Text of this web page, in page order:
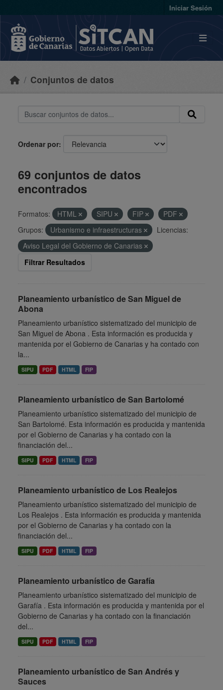
Iniciar Sesión
Conjuntos de datos
Ordenar por
69 conjuntos de datos
encontrados
Formatos: HTML SIPU FIP
PDF
Grupos:
Urbanismo e infraestructuras
Licencias:
Aviso Legal del Gobierno de Canarias
Filtrar Resultados
Planeamiento urbanístico de San Miguel de
Abona
Planeamiento urbanístico sistematizado del municipio de
San Miguel de Abona . Esta información es producida y
mantenida por el Gobierno de Canarias y ha contado con
la...
SIPU PDF HTML FIP
Planeamiento urbanístico de San Bartolomé
Planeamiento urbanístico sistematizado del municipio de
San Bartolomé. Esta información es producida y mantenida
por el Gobierno de Canarias y ha contado con la
financiación del...
SIPU PDF HTML FIP
Planeamiento urbanístico de Los Realejos
Planeamiento urbanístico sistematizado del municipio de
Los Realejos . Esta información es producida y mantenida
por el Gobierno de Canarias y ha contado con la
financiación del...
SIPU PDF HTML FIP
Planeamiento urbanístico de Garafía
Planeamiento urbanístico sistematizado del municipio de
Garafía . Esta información es producida y mantenida por el
Gobierno de Canarias y ha contado con la financiación
del...
SIPU PDF HTML FIP
Planeamiento urbanístico de San Andrés y
Sauces